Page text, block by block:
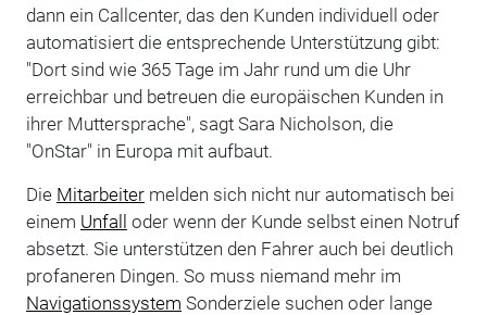
dann ein Callcenter, das den Kunden individuell oder
automatisiert die entsprechende Unterstützung gibt:
"Dort sind wie 365 Tage im Jahr rund um die Uhr
erreichbar und betreuen die europäischen Kunden in
ihrer Muttersprache", sagt Sara Nicholson, die
"OnStar" in Europa mit aufbaut.
Die Mitarbeitermelden sich nicht nur automatisch bei
einem Unfall oder wenn der Kunde selbst einen Notruf
absetzt. Sie unterstützen den Fahrer auch bei deutlich
profaneren Dingen. So muss niemand mehr im
Navigationssystem Sonderziele suchen oder lange